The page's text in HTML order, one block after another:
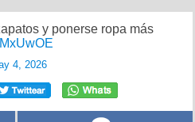
y ponerse ropa más
4, 2026